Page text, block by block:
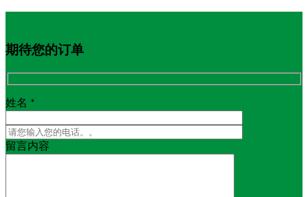
期待您的订单
姓名 *
留言内容